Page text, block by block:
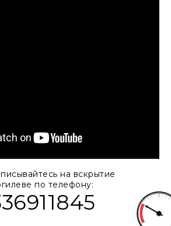
на вскрытие
по телефону: